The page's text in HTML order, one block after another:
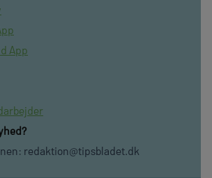
App
redaktion@tipsbladet.dk